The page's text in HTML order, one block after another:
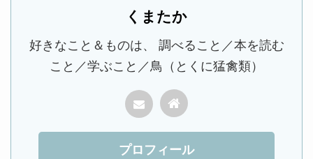
くまたか
好きなこと＆ものは、 調べること／本を読む
こと／学ぶこと／鳥（とくに猛禽類）
プロフィール